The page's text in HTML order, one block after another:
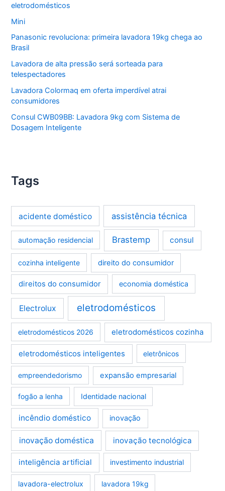
eletrodomésticos
Mini
Panasonic revoluciona: primeira lavadora 19kg chega ao
Brasil
Lavadora de alta pressão será sorteada para
telespectadores
Lavadora Colormaq em oferta imperdível atrai
consumidores
Consul CWB09BB: Lavadora 9kg com Sistema de
Dosagem Inteligente
Tags
acidente doméstico assistência técnica
automação residencial Brastemp consul
cozinha inteligente direito do consumidor
direitos do consumidor economia doméstica
Electrolux eletrodomésticos
eletrodomésticos 2026 eletrodomésticos cozinha
eletrodomésticos inteligentes eletrônicos
empreendedorismo expansão empresarial
fogão a lenha Identidade nacional
incêndio doméstico inovação
inovação doméstica inovação tecnológica
inteligência artificial investimento industrial
lavadora-electrolux lavadora 19kg